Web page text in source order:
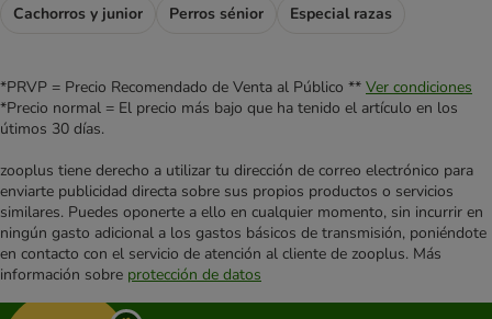
Cachorros y junior
Perros sénior Especial razas
*PRVP = Precio Recomendado de Venta al Público ** Ver condiciones
*Precio normal = El precio más bajo que ha tenido el artículo en los
útimos 30 días.
zooplus tiene derecho a utilizar tu dirección de correo electrónico para
enviarte publicidad directa sobre sus propios productos o servicios
similares. Puedes oponerte a ello en cualquier momento, sin incurrir en
ningún gasto adicional a los gastos básicos de transmisión, poniéndote
en contacto con el servicio de atención al cliente de zooplus. Más
información sobre protección de datos